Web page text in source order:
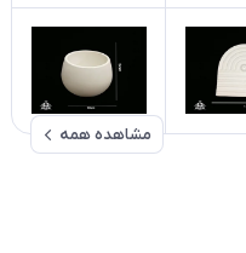
مشاهده همه